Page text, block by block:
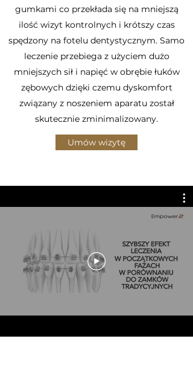
gumkami co przekłada się na mniejszą
ilość wizyt kontrolnych i krótszy czas
spędzony na fotelu dentystycznym. Samo
leczenie przebiega z użyciem dużo
mniejszych sił i napięć w obrębie łuków
zębowych dzięki czemu dyskomfort
związany z noszeniem aparatu został
skutecznie zminimalizowany.
Umów wizytę